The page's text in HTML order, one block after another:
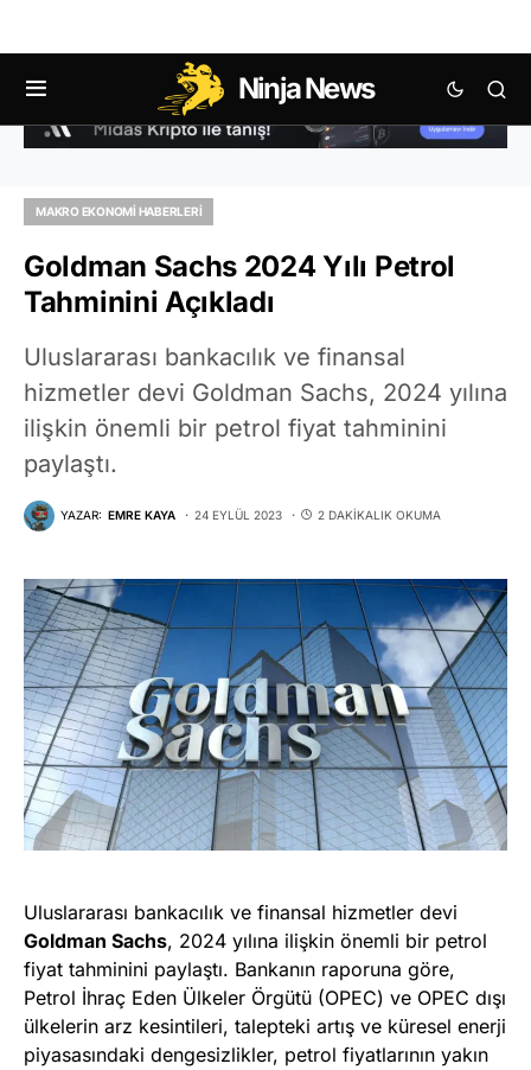
Ninja News
MAKRO EKONOMI HABERLERI
Goldman Sachs 2024 Yılı Petrol
Tahminini Açıkladı
Uluslararası bankacılık ve finansal
hizmetler devi Goldman Sachs, 2024 yılına
ilişkin önemli bir petrol fiyat tahminini
paylaştı.
YAZAR: EMRE KAYA 24 EYLÜL 2023 2 DAKIKALIK OKUMA
Uluslararası bankacılık ve finansal hizmetler devi
Goldman Sachs, 2024 yılına ilişkin önemli bir petrol
fiyat tahminini paylaştı. Bankanın raporuna göre,
Petrol İhraç Eden Ülkeler Örgütü (OPEC) ve OPEC dışı
ülkelerin arz kesintileri, talepteki artış ve küresel enerji
piyasasındaki dengesizlikler, petrol fiyatlarının yakın